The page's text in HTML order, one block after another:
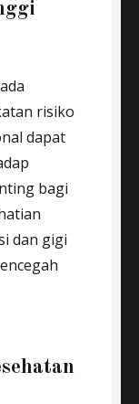
risiko
dapat
bagi
dan gigi